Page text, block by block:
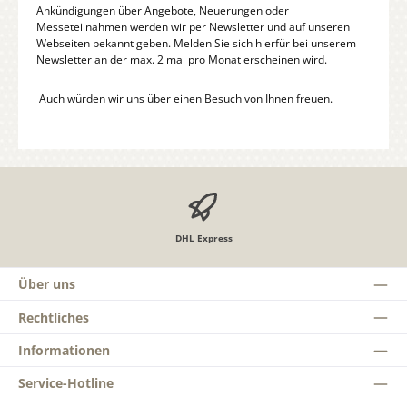
Ankündigungen über Angebote, Neuerungen oder
Messeteilnahmen werden wir per Newsletter und auf unseren
Webseiten bekannt geben. Melden Sie sich hierfür bei unserem
Newsletter an der max. 2 mal pro Monat erscheinen wird.
Auch würden wir uns über einen Besuch von Ihnen freuen.
DHL Express
Über uns
Rechtliches
Informationen
Service-Hotline